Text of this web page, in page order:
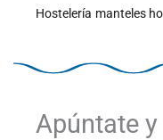
Hostelería manteles
Apúntate